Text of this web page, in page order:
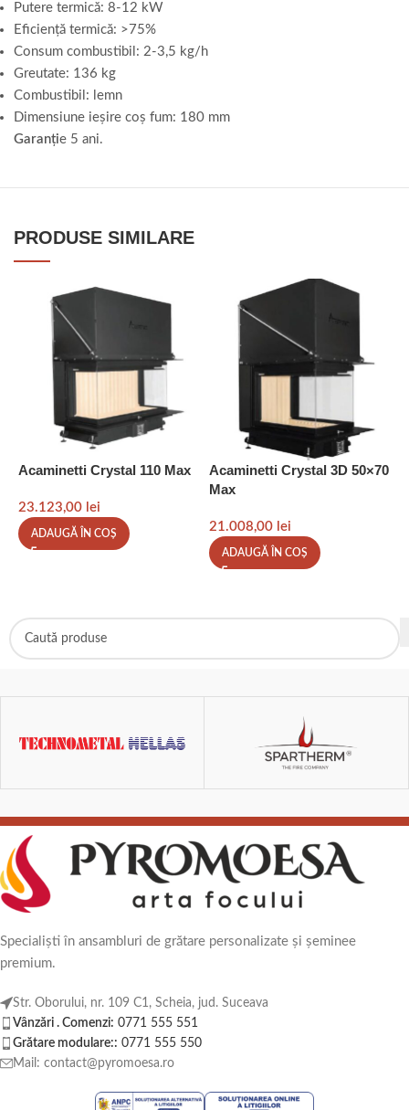
Putere termică: 8-12 kW
Eficiență termică: >75%
Consum combustibil: 2-3,5 kg/h
Greutate: 136 kg
Combustibil: lemn
Dimensiune ieșire coș fum: 180 mm
Garanție 5 ani.
PRODUSE SIMILARE
Acaminetti Crystal 110 Max
23.123,00 lei
ADAUGĂ ÎN COȘ
Acaminetti Crystal 3D 50×70
Max
21.008,00 lei
ADAUGĂ ÎN COȘ
Specialiști în ansambluri de grătare personalizate și șeminee
premium.
Str. Oborului, nr. 109 C1, Scheia, jud. Suceava
Vânzări . Comenzi: 0771 555 551
Grătare modulare:: 0771 555 550
Mail: contact@pyromoesa.ro